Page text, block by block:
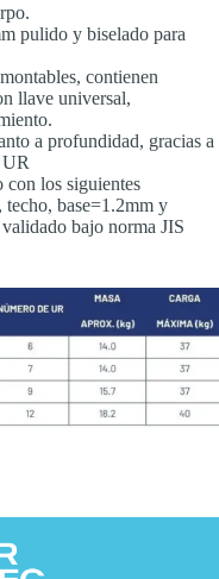
pulido y biselado para
contienen
llave universal,
a profundidad, gracias a
con los siguientes
techo, base=1.2mm y
bajo norma JIS